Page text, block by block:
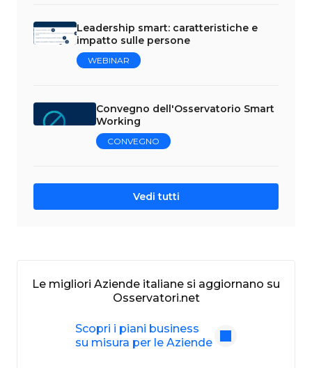
Leadership smart: caratteristiche e
impatto sulle persone
WEBINAR
Convegno dell'Osservatorio Smart
Working
CONVEGNO
Vedi tutti
Le migliori Aziende italiane si aggiornano su
Osservatori.net
Scopri i piani business
su misura per le Aziende